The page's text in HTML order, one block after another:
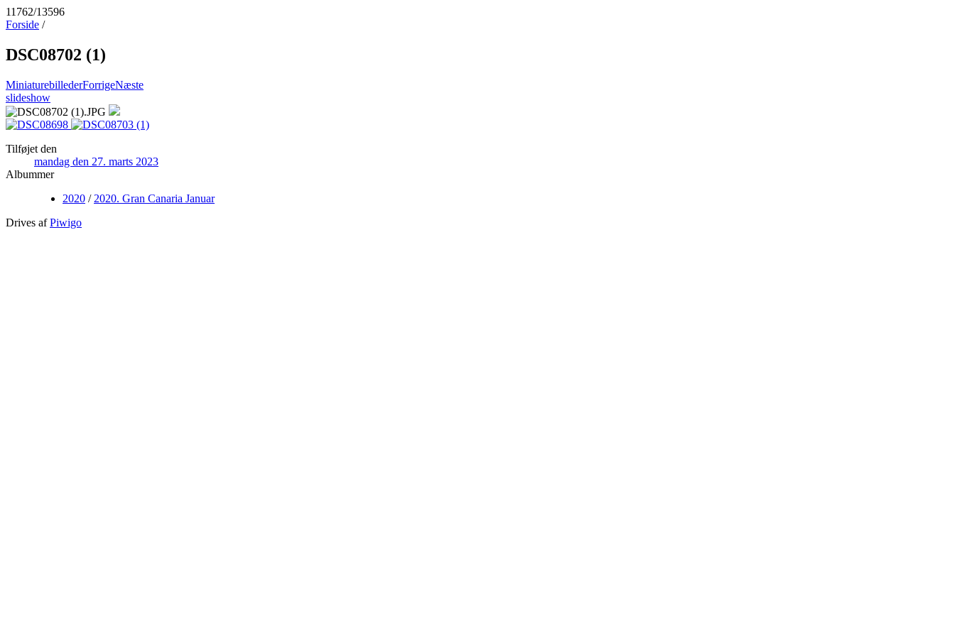
11762/13596
Forside /
DSC08702 (1)
MiniaturebillederForrigeNæste
slideshow
Tilføjet den
mandag den 27. marts 2023
Albummer
2020 / 2020. Gran Canaria Januar
Drives afPiwigo